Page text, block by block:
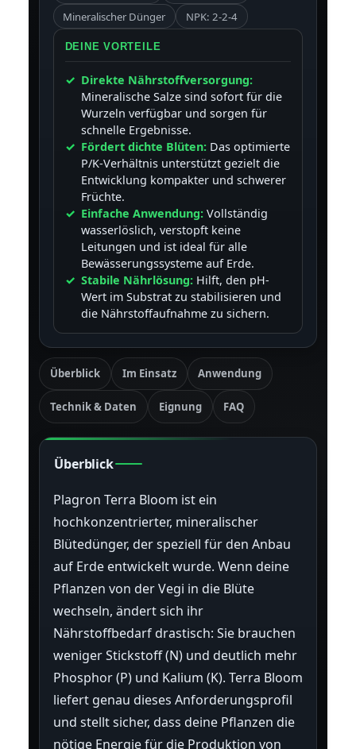
Mineralischer Dünger
NPK: 2-2-4
DEINE VORTEILE
Direkte Nährstoffversorgung:
Mineralische Salze sind sofort für die
Wurzeln verfügbar und sorgen für
schnelle Ergebnisse.
Fördert dichte Blüten:Das optimierte
P/K-Verhältnis unterstützt gezielt die
Entwicklung kompakter und schwerer
Früchte.
Einfache Anwendung:Vollständig
wasserlöslich, verstopft keine
Leitungen und ist ideal für alle
Bewässerungssysteme auf Erde.
Stabile Nährlösung:Hilft, den pH-
Wert im Substrat zu stabilisieren und
die Nährstoffaufnahme zu sichern.
Überblick Im Einsatz Anwendung
Technik & Daten Eignung FAQ
Überblick
Plagron Terra Bloom ist ein
hochkonzentrierter, mineralischer
Blütedünger, der speziell für den Anbau
auf Erde entwickelt wurde. Wenn deine
Pflanzen von der Vegi in die Blüte
wechseln, ändert sich ihr
Nährstoffbedarf drastisch: Sie brauchen
weniger Stickstoff (N) und deutlich mehr
Phosphor (P) und Kalium (K). Terra Bloom
liefert genau dieses Anforderungsprofil
und stellt sicher, dass deine Pflanzen die
nötige Energie für die Produktion von